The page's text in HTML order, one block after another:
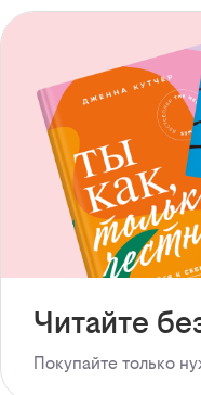
Читайте
Покупайте только